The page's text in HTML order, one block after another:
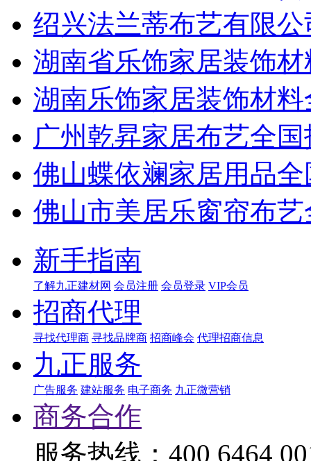
绍兴法兰蒂布艺有限
湖南省乐饰家居装饰
湖南乐饰家居装饰材
广州乾昇家居布艺全
佛山蝶依斓家居用品
佛山市美居乐窗帘布
新手指南
了解九正建材网 会员注册 会员登录 VIP会员
招商代理
寻找代理商 寻找品牌商 招商峰会 代理招商信息
九正服务
广告服务 建站服务 电子商务 九正微营销
商务合作
服务热线：400 6464